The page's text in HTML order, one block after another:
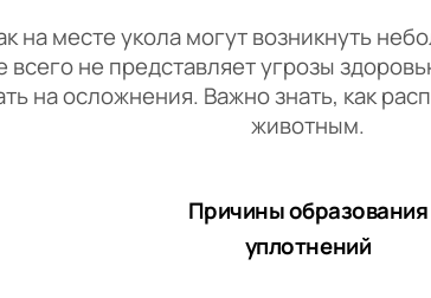
на месте укола могут возникнуть
всего не представляет угрозы
на осложнения. Важно знать, как
животным.
Причины образования
уплотнений